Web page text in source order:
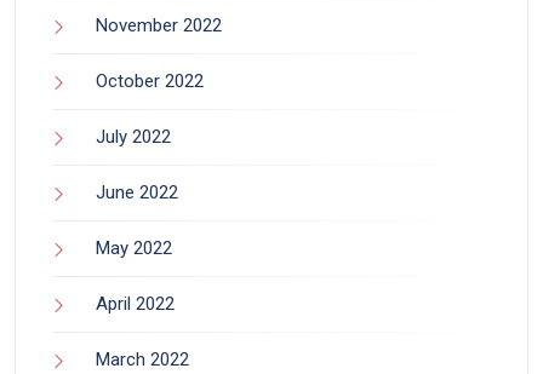
November 2022
October 2022
July 2022
June 2022
May 2022
April 2022
March 2022